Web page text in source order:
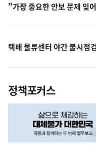
"가장 중요한 안보 문제 잊
택배 물류센터 야간 불시점
정책포커스